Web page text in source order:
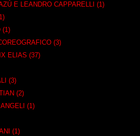
E LEANDRO CAPPARELLI (1)
(1)
(3)
ELIAS (37)
(3)
(2)
(1)
(1)